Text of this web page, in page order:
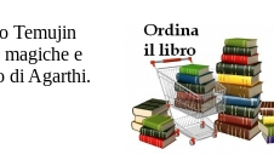
Temujin
e
di Agarthi.